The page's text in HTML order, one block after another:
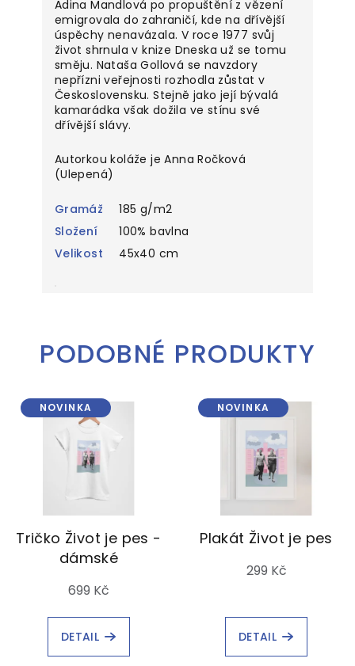
Adina Mandlová po propuštění z vězení
emigrovala do zahraničí, kde na dřívější
úspěchy nenavázala. V roce 1977 svůj
život shrnula v knize Dneska už se tomu
směju. Nataša Gollová se navzdory
nepřízni veřejnosti rozhodla zůstat v
Československu. Stejně jako její bývalá
kamarádka však dožila ve stínu své
dřívější slávy.
Autorkou koláže je Anna Ročková
(Ulepená)
Gramáž
185 g/m2
Složení
100% bavlna
Velikost
45x40 cm
PODOBNÉ PRODUKTY
NOVINKA
Tričko Život je pes -
dámské
699 Kč
DETAIL
NOVINKA
Plakát Život je pes
299 Kč
DETAIL